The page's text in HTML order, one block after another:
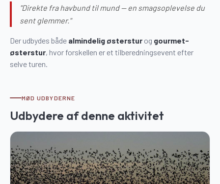
"Direkte fra havbund til mund — en smagsoplevelse du
sent glemmer."
Der udbydes både almindelig østerstur og gourmet-
østerstur, hvor forskellen er et tilberedningsevent efter
selve turen.
MØD UDBYDERNE
Udbydere af denne aktivitet